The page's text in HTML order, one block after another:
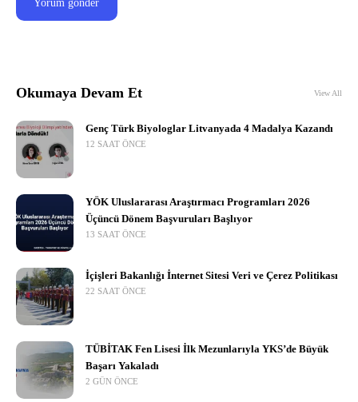
Okumaya Devam Et View All
Genç Türk Biyologlar Litvanyada 4 Madalya Kazandı
12 SAAT ÖNCE
YÖK Uluslararası Araştırmacı Programları 2026
Üçüncü Dönem Başvuruları Başlıyor
13 SAAT ÖNCE
İçişleri Bakanlığı İnternet Sitesi Veri ve Çerez Politikası
22 SAAT ÖNCE
TÜBİTAK Fen Lisesi İlk Mezunlarıyla YKS’de Büyük
Başarı Yakaladı
2 GÜN ÖNCE